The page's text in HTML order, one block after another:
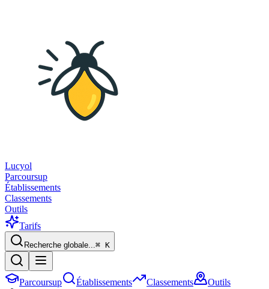
Lucyol
Parcoursup
Établissements
Classements
Outils
Tarifs
Recherche globale...⌘ K
Parcoursup Établissements Classements
Outils